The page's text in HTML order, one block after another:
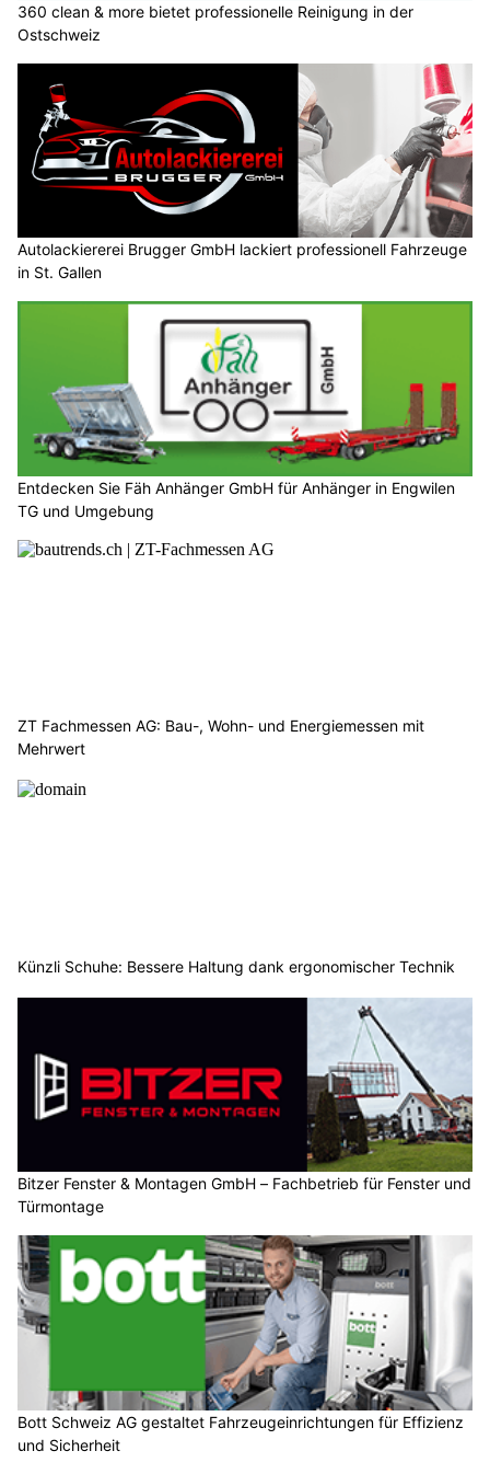
360 clean & more bietet professionelle Reinigung in der
Ostschweiz
Autolackiererei Brugger GmbH lackiert professionell Fahrzeuge
in St. Gallen
Entdecken Sie Fäh Anhänger GmbH für Anhänger in Engwilen
TG und Umgebung
ZT Fachmessen AG: Bau-, Wohn- und Energiemessen mit
Mehrwert
Künzli Schuhe: Bessere Haltung dank ergonomischer Technik
Bitzer Fenster & Montagen GmbH – Fachbetrieb für Fenster und
Türmontage
Bott Schweiz AG gestaltet Fahrzeugeinrichtungen für Effizienz
und Sicherheit